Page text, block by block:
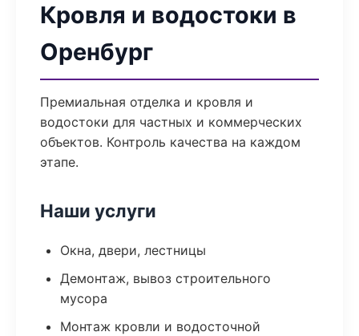
Кровля и водостоки в
Оренбург
Премиальная отделка и кровля и
водостоки для частных и коммерческих
объектов. Контроль качества на каждом
этапе.
Наши услуги
Окна, двери, лестницы
Демонтаж, вывоз строительного
мусора
Монтаж кровли и водосточной